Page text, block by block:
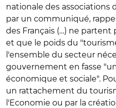
nationale des associations
par un communiqué,
des Français (…) ne partent
et que le poids du
l'ensemble du secteur
gouvernement en fasse
économique et sociale".
un rattachement du
l'Economie ou par la